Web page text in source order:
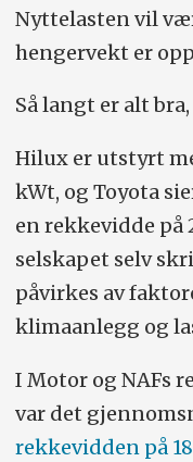
Nyttelasten vil
hengervekt er
Så langt er alt
Hilux er utstyrt
kWt, og Toyota
en rekkevidde på
selskapet selv
påvirkes av
klimaanlegg og
I Motor og NAFs
var det
rekkevidden på